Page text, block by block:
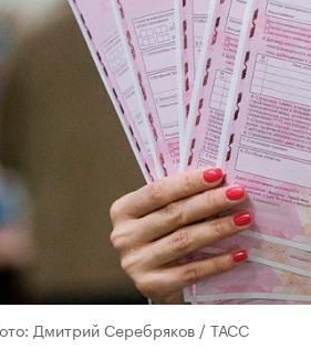
Дмитрий Серебряков / ТАСС